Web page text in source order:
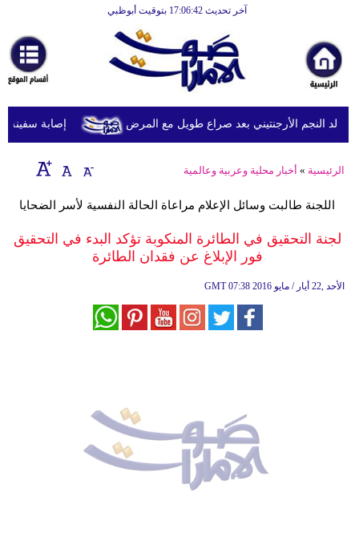
آخر تحديث 17:06:42 بتوقيت أبوظبي
أخبارعاجلة
رياضة
ثقافة
إقتصاد
وموسيقى
أزياء
إصابة سفينة النجم الأرجنتيني بعد صراع طويل مع المرض
الرئيسية » أخبار محلية وعربية وعالمية
اللجنة طالبت وسائل الإعلام مراعاة الحالة النفسية لأسر الضحايا
لجنة التحقيق في الطائرة المنكوبة تؤكد البدء في التحقيق
فور الإبلاغ عن فقدان الطائرة
GMT 07:38 2016 الأحد ,22 أيار / مايو